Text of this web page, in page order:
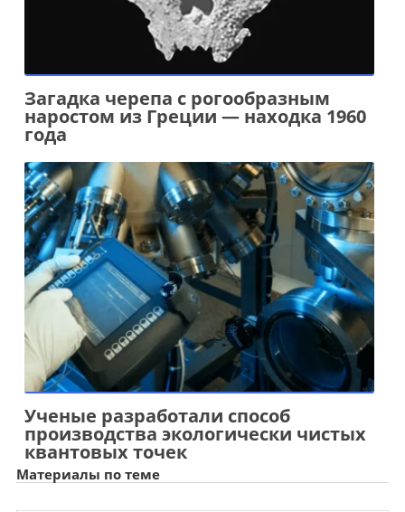
Загадка черепа с рогообразным
наростом из Греции — находка 1960
года
Ученые разработали способ
производства экологически чистых
квантовых точек
Материалы по теме